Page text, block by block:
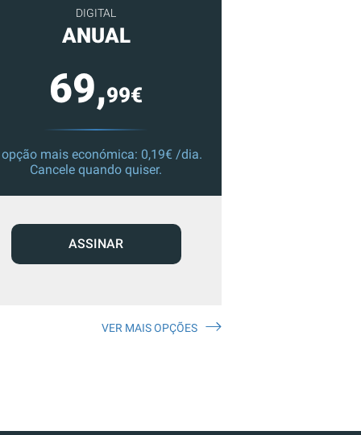
DIGITAL
ANUAL
69,99€
mais económica: 0,19€ /dia.
Cancele quando quiser.
ASSINAR
VER MAIS OPÇÕES